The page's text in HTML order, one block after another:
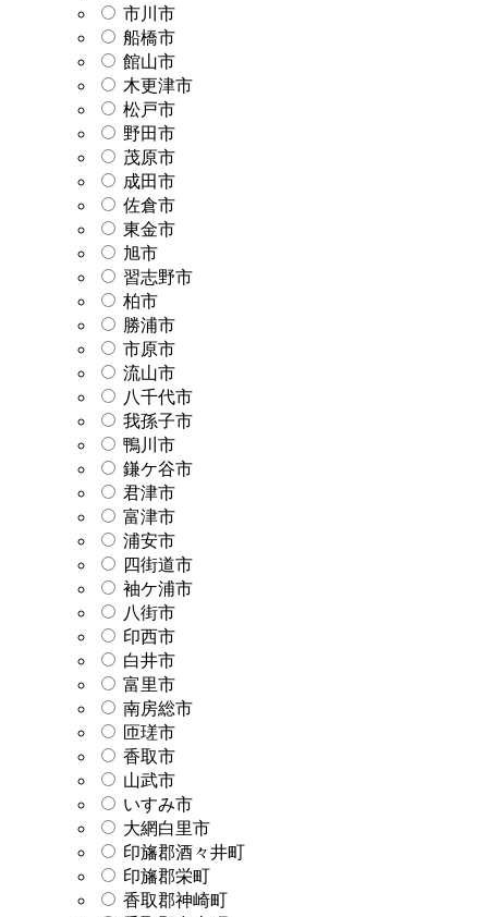
市川市
船橋市
館山市
木更津市
松戸市
野田市
茂原市
成田市
佐倉市
東金市
旭市
習志野市
柏市
勝浦市
市原市
流山市
八千代市
我孫子市
鴨川市
鎌ケ谷市
君津市
富津市
浦安市
四街道市
袖ケ浦市
八街市
印西市
白井市
富里市
南房総市
匝瑳市
香取市
山武市
いすみ市
大網白里市
印旛郡酒々井町
印旛郡栄町
香取郡神崎町